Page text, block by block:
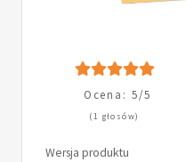
Ocena: 5/5
(1 głosów)
Wersja produktu